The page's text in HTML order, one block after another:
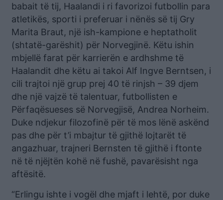
babait të tij, Haalandi i ri favorizoi futbollin para
atletikës, sporti i preferuar i nënës së tij Gry
Marita Braut, një ish-kampione e heptatholit
(shtatë-garëshit) për Norvegjinë. Këtu ishin
mbjellë farat për karrierën e ardhshme të
Haalandit dhe këtu ai takoi Alf Ingve Berntsen, i
cili trajtoi një grup prej 40 të rinjsh – 39 djem
dhe një vajzë të talentuar, futbollisten e
Përfaqësueses së Norvegjisë, Andrea Norheim.
Duke ndjekur filozofinë për të mos lënë askënd
pas dhe për t’i mbajtur të gjithë lojtarët të
angazhuar, trajneri Bernsten të gjithë i ftonte
në të njëjtën kohë në fushë, pavarësisht nga
aftësitë.
“Erlingu ishte i vogël dhe mjaft i lehtë, por duke